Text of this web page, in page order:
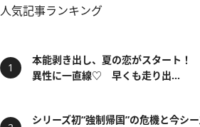
人気記事ランキング
本能剥き出し、夏の恋がスタート！
異性に一直線♡ 早くも走り出...
シリーズ初“強制帰国”の危機と今シ